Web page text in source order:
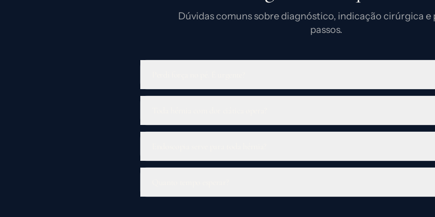
Dúvidas comuns sobre diagnóstico, indicação cirúrgica e
passos.